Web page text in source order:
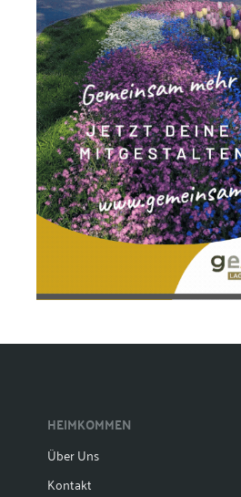
HEIMKOMMEN
Über Uns
Kontakt